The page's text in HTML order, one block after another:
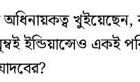
খুইয়েছেন,
ইন্ডিয়ান্সেও একই